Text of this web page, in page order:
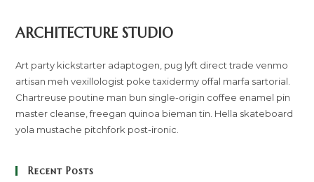
ARCHITECTURE STUDIO
Art party kickstarter adaptogen, pug lyft direct trade venmo
artisan meh vexillologist poke taxidermy offal marfa sartorial.
Chartreuse poutine man bun single-origin coffee enamel pin
master cleanse, freegan quinoa bieman tin. Hella skateboard
yola mustache pitchfork post-ironic.
Recent Posts